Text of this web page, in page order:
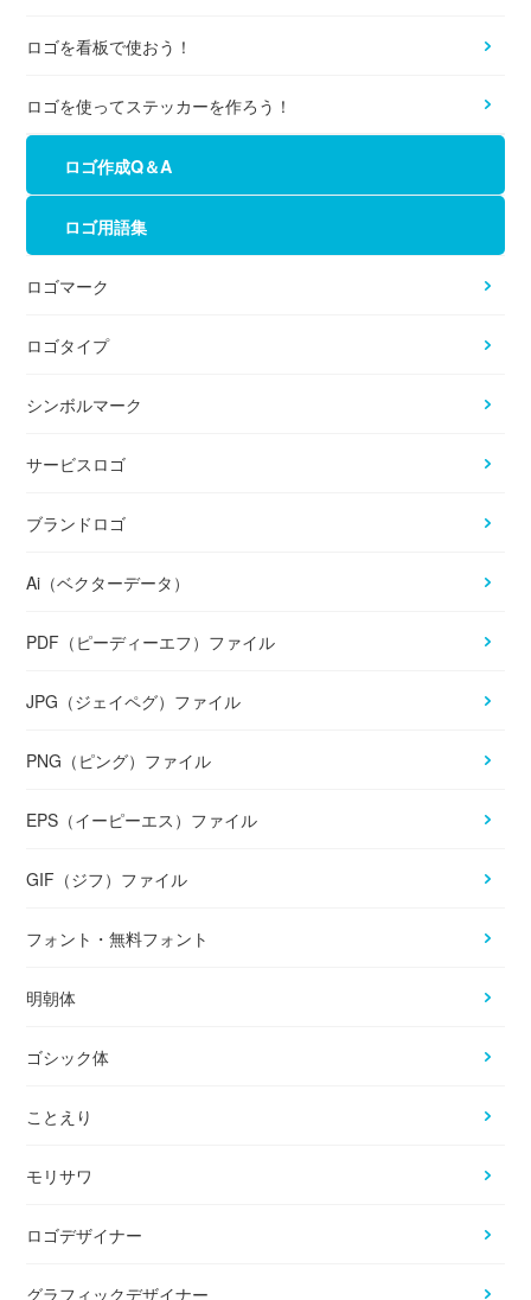
ロゴを看板で使おう！
ロゴを使ってステッカーを作ろう！
ロゴ作成Q＆A
ロゴ用語集
ロゴマーク
ロゴタイプ
シンボルマーク
サービスロゴ
ブランドロゴ
Ai（ベクターデータ）
PDF（ピーディーエフ）ファイル
JPG（ジェイペグ）ファイル
PNG（ピング）ファイル
EPS（イーピーエス）ファイル
GIF（ジフ）ファイル
フォント・無料フォント
明朝体
ゴシック体
ことえり
モリサワ
ロゴデザイナー
グラフィックデザイナー